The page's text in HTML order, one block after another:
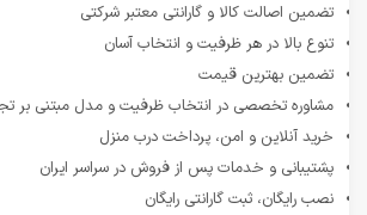
تضمین اصالت کالا و گارانتی معتبر شرکتی
تنوع بالا در هر ظرفیت و انتخاب آسان
تضمین بهترین قیمت
مشاوره تخصصی در انتخاب ظرفیت و مدل مبتنی بر
خرید آنلاین و امن، پرداخت درب منزل
پشتیبانی و خدمات پس از فروش در سراسر ایران
نصب رایگان، ثبت گارانتی رایگان